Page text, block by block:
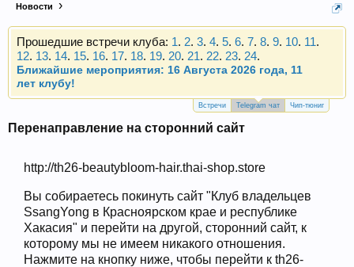
Новости
12.13.14.15.16.17.18.19.20.21.22.23.24.
Ближайшие мероприятия: 16 Августа 2026 года, 11
лет клубу!
Внимание, новые участники нашего клуба!
Основное общение происходит вTelegram-чате.
Чип-тюнинг (прошивка) дизелей от
Прошедшие встречи клуба:1.2 .3.4 .5 .6.7.8.9.10
12.13.14.15.16.17.18 .19.20.21 22.23.24.
Ближайшие мероприятия: 16 Августа 2026 года, 11
лет клубу!
Встречи Telegram чат Чип-тюниг
Перенаправление на сторонний сайт
http://th26-beautybloom-hair.thai-shop.store
Вы собираетесь покинуть сайт "Клуб владельцев
SsangYong в Красноярском крае и республике
Хакасия" и перейти на другой, сторонний сайт, к
которому мы не имеем никакого отношения.
Нажмите на кнопку ниже, чтобы перейти к th26-